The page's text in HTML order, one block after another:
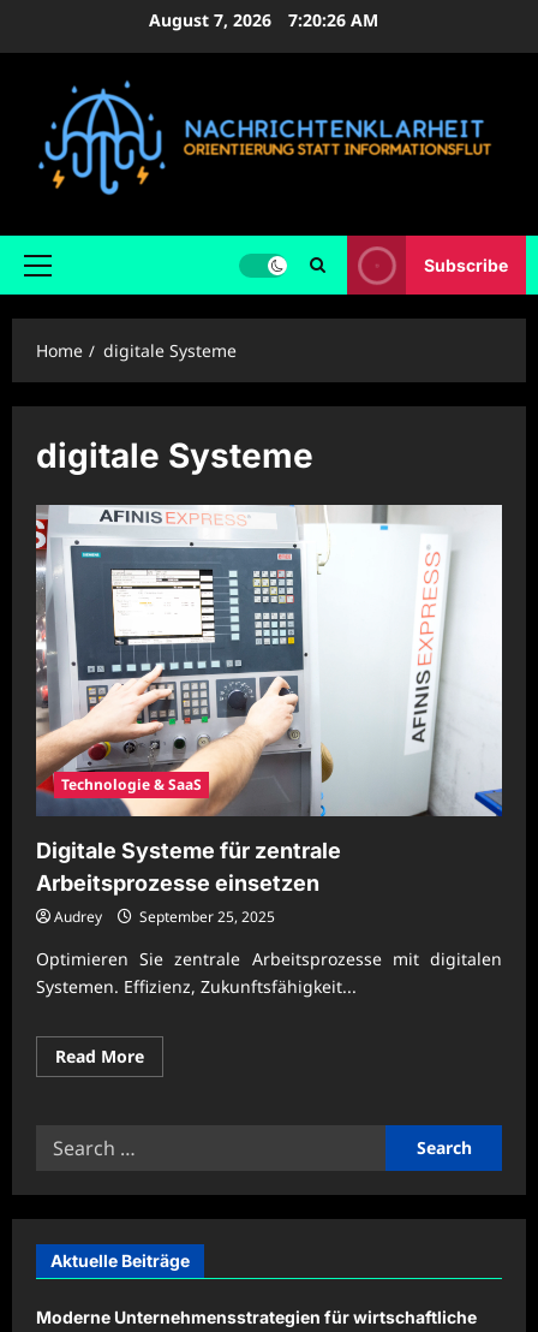
August 7, 2026 7:20:27 AM
Primary
Subscribe
Home digitale Systeme
digitale Systeme
Technologie & SaaS
Digitale Systeme für zentrale
Arbeitsprozesse einsetzen
Audrey September 25, 2025
Optimieren Sie zentrale Arbeitsprozesse mit digitalen
Systemen. Effizienz, Zukunftsfähigkeit...
Read MoreRead
more
Search
Aktuelle Beiträge
Moderne Unternehmensstrategien für wirtschaftliche